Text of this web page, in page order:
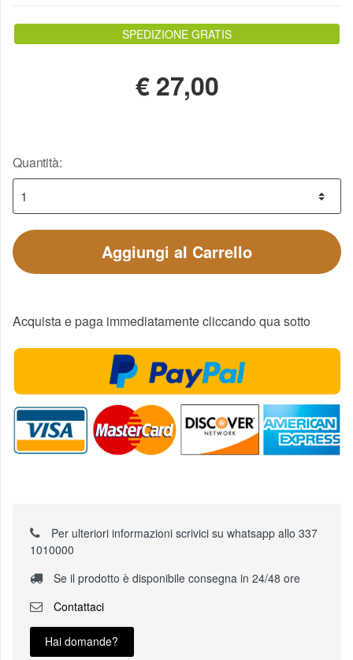
SPEDIZIONE GRATIS
€27,00
Quantità:
Aggiungi al Carrello
Acquista e paga immediatamente cliccando qua sotto
Per ulteriori informazioni scrivici su whatsapp allo 337
1010000
Se il prodotto è disponibile consegna in 24/48 ore
Contattaci
Hai domande?